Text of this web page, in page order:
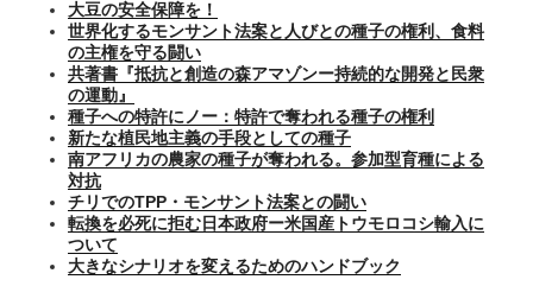
大豆の安全保障を！
世界化するモンサント法案と人びとの種子の権利、食料
の主権を守る闘い
共著書『抵抗と創造の森アマゾンー持続的な開発と民衆
の運動』
種子への特許にノー：特許で奪われる種子の権利
新たな植民地主義の手段としての種子
南アフリカの農家の種子が奪われる。参加型育種による
対抗
チリでのTPP・モンサント法案との闘い
転換を必死に拒む日本政府ー米国産トウモロコシ輸入に
ついて
大きなシナリオを変えるためのハンドブック